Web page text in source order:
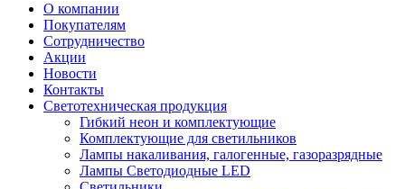
О компании
Покупателям
Сотрудничество
Акции
Новости
Контакты
Светотехническая продукция
Гибкий неон и комплектующие
Комплектующие для светильников
Лампы накаливания, галогенные, газоразрядные
Лампы Светодиодные LED